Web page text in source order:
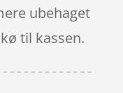
ubehaget
til kassen.